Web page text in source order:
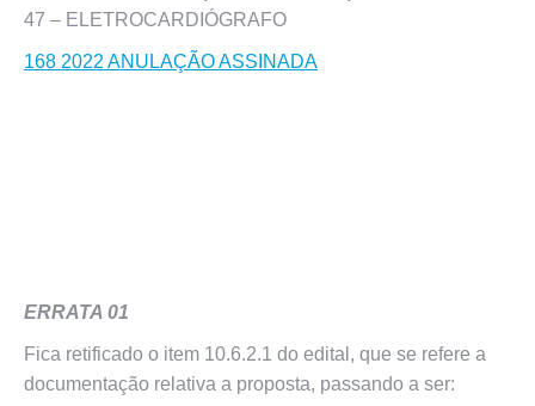
47 – ELETROCARDIÓGRAFO
168 2022 ANULAÇÃO ASSINADA
ERRATA 01
Fica retificado o item 10.6.2.1 do edital, que se refere a
documentação relativa a proposta, passando a ser: